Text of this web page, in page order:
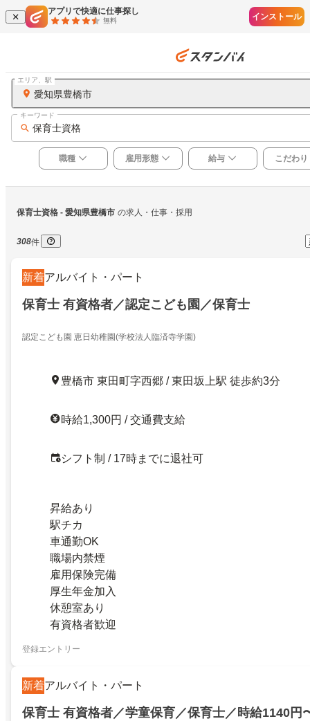
アプリで快適に仕事探し
無料 インストール
愛知県豊橋市
エリア、駅
保育士資格
キーワード
職種 雇用形態 給与 こだわり
保育士資格 - 愛知県豊橋市 の求人・仕事・採用
308件
新着アルバイト・パート
保育士 有資格者／認定こども園／保育士
認定こども園 恵日幼稚園(学校法人臨済寺学園)
豊橋市 東田町字西郷 / 東田坂上駅 徒歩約3分
時給1,300円 / 交通費支給
シフト制 / 17時までに退社可
昇給あり
駅チカ
車通勤OK
職場内禁煙
雇用保険完備
厚生年金加入
休憩室あり
有資格者歓迎
登録エントリー
新着アルバイト・パート
保育士 有資格者／学童保育／保育士／時給1140円